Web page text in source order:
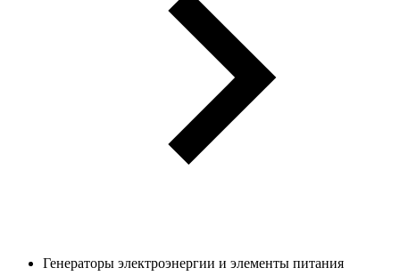
Генераторы электроэнергии и элементы питания